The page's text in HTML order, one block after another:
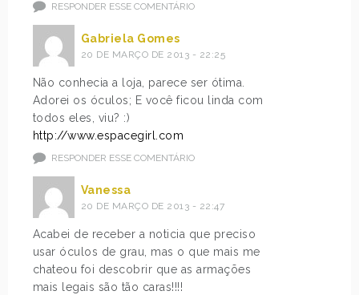
RESPONDER ESSE COMENTÁRIO
Gabriela Gomes
20 DE MARÇO DE 2013 - 22:25
Não conhecia a loja, parece ser ótima.
Adorei os óculos; E você ficou linda com
todos eles, viu? :)
http://www.espacegirl.com
RESPONDER ESSE COMENTÁRIO
Vanessa
20 DE MARÇO DE 2013 - 22:47
Acabei de receber a noticia que preciso
usar óculos de grau, mas o que mais me
chateou foi descobrir que as armações
mais legais são tão caras!!!!